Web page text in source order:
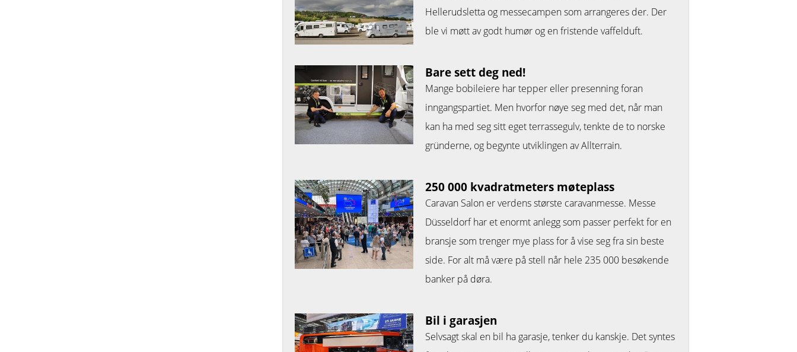
Hellerudsletta og messecampen som arrangeres der. Der
ble vi møtt av godt humør og en fristende vaffelduft.
Bare sett deg ned!
Mange bobileiere har tepper eller presenning foran
inngangspartiet. Men hvorfor nøye seg med det, når man
kan ha med seg sitt eget terrassegulv, tenkte de to norske
gründerne, og begynte utviklingen av Allterrain.
250 000 kvadratmeters møteplass
Caravan Salon er verdens største caravanmesse. Messe
Düsseldorf har et enormt anlegg som passer perfekt for en
bransje som trenger mye plass for å vise seg fra sin beste
side. For alt må være på stell når hele 235 000 besøkende
banker på døra.
Bil i garasjen
Selvsagt skal en bil ha garasje, tenker du kanskje. Det syntes